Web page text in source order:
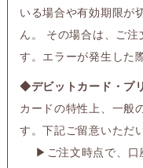
いる場合や有効期限が
ん。 その場合は、ご注
す。エラーが発生した
◆デビットカード・プ
カードの特性上、一般
す。下記ご留意いただ
▶ ご注文時点で、